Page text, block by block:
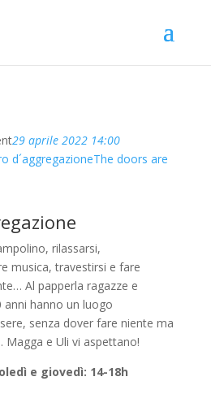
29 aprile 2022 14:00
d´aggregazioneThe doors are
rilassarsi,
musica, travestirsi e fare
Al papperla ragazze e
anni hanno un luogo
senza dover fare niente ma
e Uli vi aspettano!
e giovedì: 14-18h